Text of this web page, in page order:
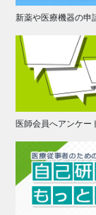
新薬や医療機器の申
医師会員へアンケー